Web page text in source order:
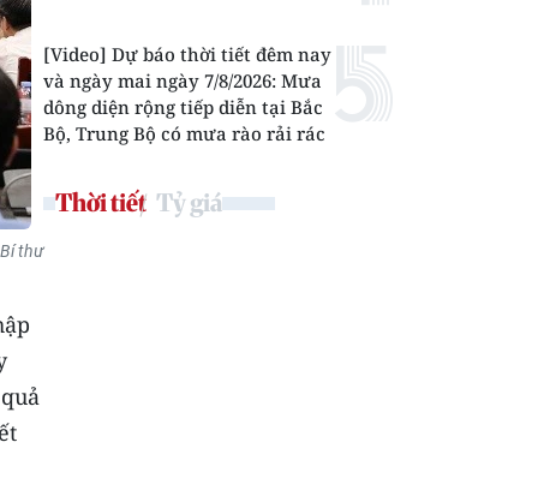
thư
[Video] Dự báo thời tiết đêm nay
và ngày mai ngày 7/8/2026: Mưa
dông diện rộng tiếp diễn tại Bắc
Bộ, Trung Bộ có mưa rào rải rác
Thời tiết Tỷ giá